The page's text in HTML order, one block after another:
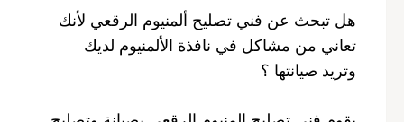
هل تبحث عن فني تصليح ألمنيوم الرقعي لأنك
تعاني من مشاكل في نافذة الألمنيوم لديك
وتريد صيانتها ؟